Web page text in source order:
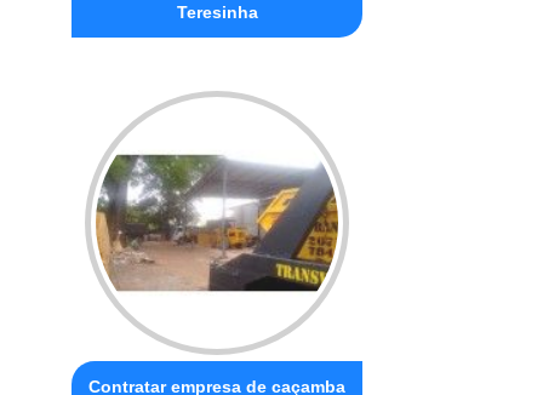
Teresinha
Contratar empresa de caçamba